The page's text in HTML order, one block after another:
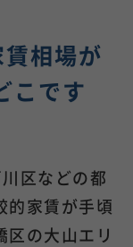
相場が
こです
区などの都
的家賃が手頃
区の大山エリ